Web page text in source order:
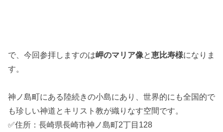
で、今回参拝しますのは岬のマリア像と恵比寿様になりま
す。
神ノ島町にある陸続きの小島にあり、世界的にも全国的で
も珍しい神道とキリスト教が織りなす空間です。
✅住所：長崎県長崎市神ノ島町2丁目128